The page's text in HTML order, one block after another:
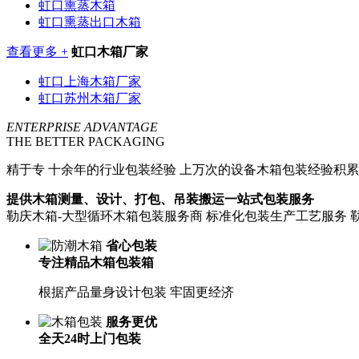
虹口熏蒸木箱
虹口熏蒸出口木箱
查看更多 + 虹口木箱厂家
虹口上海木箱厂家
虹口苏州木箱厂家
ENTERPRISE ADVANTAGE
THE BETTER PACKAGING
精于专 十余年的行业包装经验 上万次的设备木箱包装经验积累
提供木箱测量、设计、打包、吊装搬运一站式包装服务
勒庆木箱-大型循环木箱包装服务商 标准化包装生产工艺服务
省心包装
专注精品木箱包装箱
根据产品量身设计包装 牢固更经济
服务更优
全天24时上门包装